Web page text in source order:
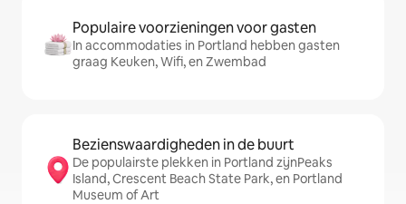
Populaire voorzieningen voor gasten
In accommodaties in Portland hebben gasten
graag Keuken, Wifi, en Zwembad
Bezienswaardigheden in de buurt
De populairste plekken in Portland zijnPeaks
Island, Crescent Beach State Park, en Portland
Museum of Art